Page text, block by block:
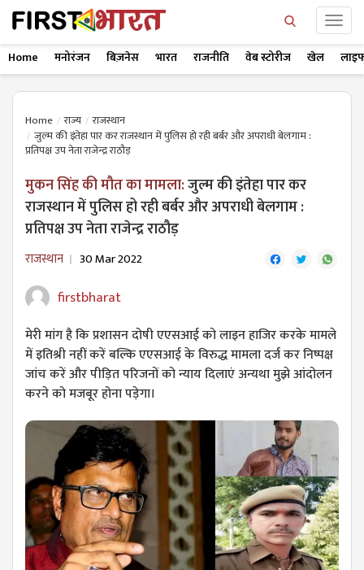
Home मनोरंजन बिज़नेस भारत राजनीति वेब स्टोरीज खेल
Home राज्य
राजस्थान
जुल्म की इंतेहा पार कर राजस्थान में पुलिस हो रही बर्बर और अपराधी बेलगाम :
प्रतिपक्ष उप ​नेता राजेन्द्र राठौड़
मुकन सिंह की मौत का मामला:जुल्म की इंतेहा पार कर
राजस्थान में पुलिस हो रही बर्बर और अपराधी बेलगाम :
प्रतिपक्ष उप ​नेता राजेन्द्र राठौड़
राजस्थान 30 Mar 2022
firstbharat
मेरी मांग है कि प्रशासन दोषी एएसआई को लाइन हाजिर करके मामले
में इतिश्री नहीं करें बल्कि एएसआई के विरुद्ध मामला दर्ज कर निष्पक्ष
जांच करें और पीड़ित परिजनों को न्याय दिलाएं अन्यथा मुझे आंदोलन
करने को मजबूर होना पड़ेगा।